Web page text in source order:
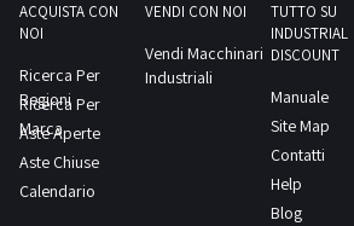
ACQUISTA CON
NOI
Ricerca Per
Regioni
Ricerca Per
Marca
Aste Aperte
Aste Chiuse
Calendario
VENDI CON NOI
Vendi Macchinari
Industriali
TUTTO SU
INDUSTRIAL
DISCOUNT
Manuale
Site Map
Contatti
Help
Blog